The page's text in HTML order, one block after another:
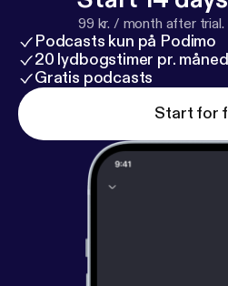
99 kr. / month after trial.
Podcasts kun på Podimo
20 lydbogstimer pr. måned
Gratis podcasts
Start for